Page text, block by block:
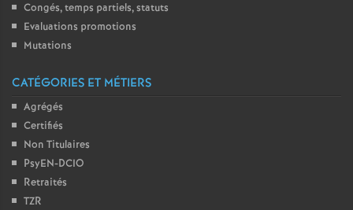
Congés, temps partiels, statuts
Evaluations promotions
Mutations
CATÉGORIES ET MÉTIERS
Agrégés
Certifiés
Non Titulaires
PsyEN-DCIO
Retraités
TZR